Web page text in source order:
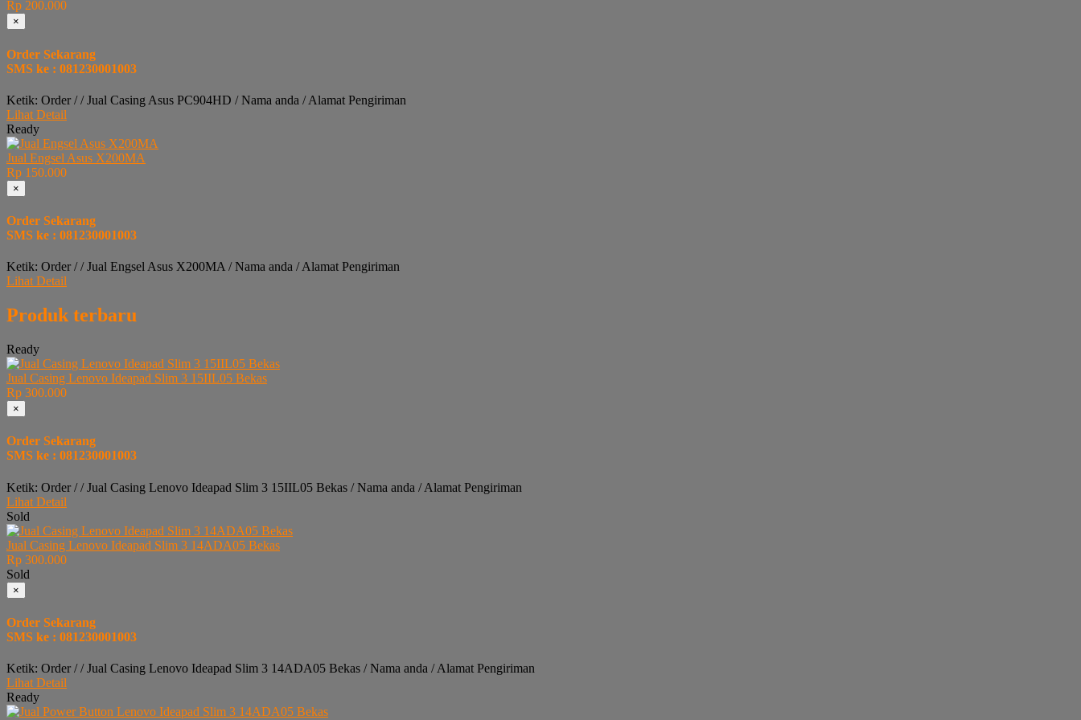
Rp 200.000
×
Order Sekarang
SMS ke : 081230001003
Ketik: Order / / Jual Casing Asus PC904HD / Nama anda / Alamat Pengiriman
Lihat Detail
Ready
Jual Engsel Asus X200MA
Rp 150.000
×
Order Sekarang
SMS ke : 081230001003
Ketik: Order / / Jual Engsel Asus X200MA / Nama anda / Alamat Pengiriman
Lihat Detail
Produk terbaru
Ready
Jual Casing Lenovo Ideapad Slim 3 15IIL05 Bekas
Rp 300.000
×
Order Sekarang
SMS ke : 081230001003
Ketik: Order / / Jual Casing Lenovo Ideapad Slim 3 15IIL05 Bekas / Nama anda / Alamat Pengiriman
Lihat Detail
Sold
Jual Casing Lenovo Ideapad Slim 3 14ADA05 Bekas
Rp 300.000
Sold
×
Order Sekarang
SMS ke : 081230001003
Ketik: Order / / Jual Casing Lenovo Ideapad Slim 3 14ADA05 Bekas / Nama anda / Alamat Pengiriman
Lihat Detail
Ready